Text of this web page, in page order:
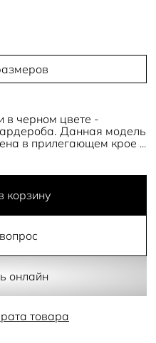
в черном цвете -
Данная модель
в прилегающем крое и
стрелки по всей
по периметру оснащен
расположены
карманы, а сзади
брюки на потайную
корзину
онлайн
товара